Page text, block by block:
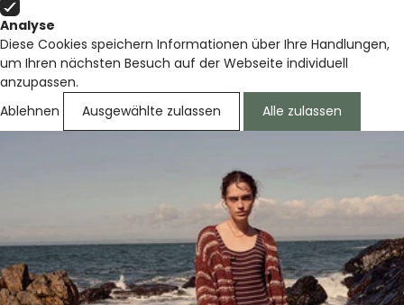
Analyse
Diese Cookies speichern Informationen über Ihre Handlungen,
um Ihren nächsten Besuch auf der Webseite individuell
anzupassen.
Ablehnen
Ausgewählte zulassen Alle zulassen